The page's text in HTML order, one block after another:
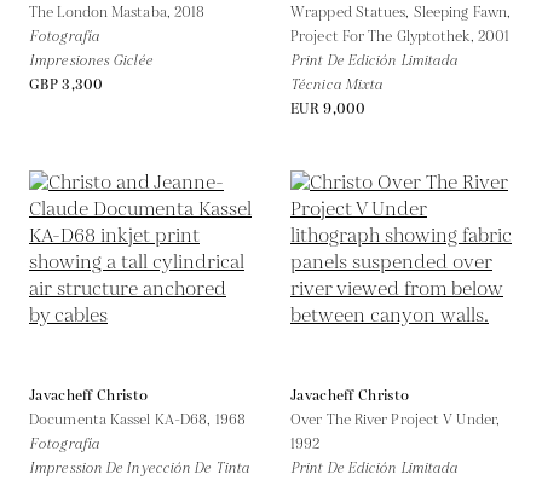
The London Mastaba, 2018
Fotografía
Impresiones Giclée
GBP 3,300
Wrapped Statues, Sleeping Fawn,
Project For The Glyptothek, 2001
Print De Edición Limitada
Técnica Mixta
EUR 9,000
Javacheff Christo
Documenta Kassel KA-D68, 1968
Fotografía
Impression De Inyección De Tinta
Javacheff Christo
Over The River Project V Under,
1992
Print De Edición Limitada